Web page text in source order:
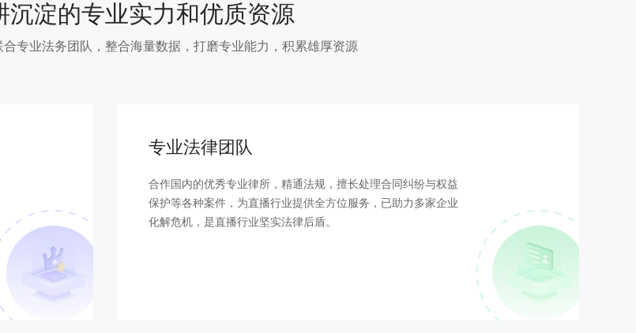
沉淀的专业实力和优质资源
专业法务团队，整合海量数据，打磨专业能力，积累雄厚资源
专业法律团队
合作国内的优秀专业律所，精通法规，擅长处理合同纠纷与权益
保护等各种案件，为直播行业提供全方位服务，已助力多家企业
化解危机，是直播行业坚实法律后盾。